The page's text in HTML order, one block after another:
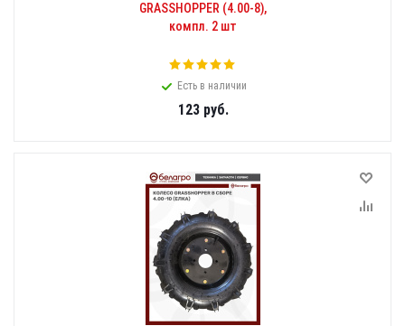
GRASSHOPPER (4.00-8),
компл. 2 шт
Есть в наличии
123руб.